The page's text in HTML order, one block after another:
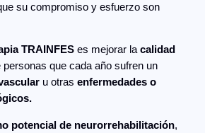
su compromiso y esfuerzo son
TRAINFES es mejorar lacalidad
que cada año sufren un
u otrasenfermedades o
potencial de neurorrehabilitación,